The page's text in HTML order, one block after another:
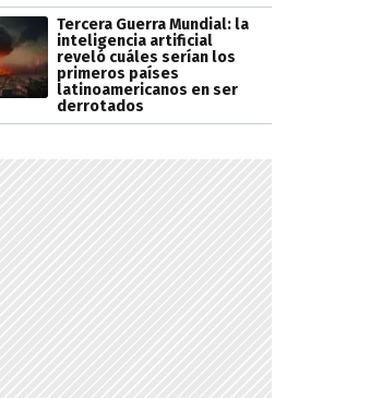
Tercera Guerra Mundial: la
inteligencia artificial
reveló cuáles serían los
primeros países
latinoamericanos en ser
derrotados